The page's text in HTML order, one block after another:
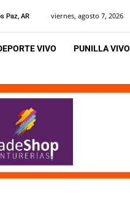
Paz, AR viernes, agosto 7, 2026
VIVO PUNILLA VIVO